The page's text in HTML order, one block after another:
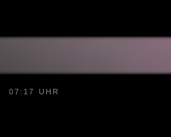
07:17 UHR